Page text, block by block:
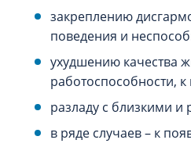
закреплению
поведения и
ухудшению качества
работоспособности,
разладу с близкими и
в ряде случаев – к